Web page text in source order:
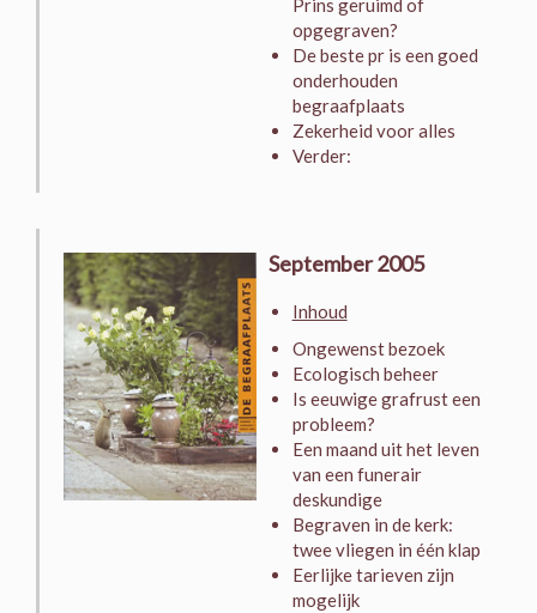
Prins geruimd of
opgegraven?
De beste pr is een goed
onderhouden
begraafplaats
Zekerheid voor alles
Verder:
September 2005
Inhoud
Ongewenst bezoek
Ecologisch beheer
Is eeuwige grafrust een
probleem?
Een maand uit het leven
van een funerair
deskundige
Begraven in de kerk:
twee vliegen in één klap
Eerlijke tarieven zijn
mogelijk